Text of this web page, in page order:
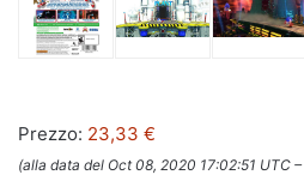
Prezzo: 23,33 €
(alla data del Oct 08, 2020 17:02:51 UTC –